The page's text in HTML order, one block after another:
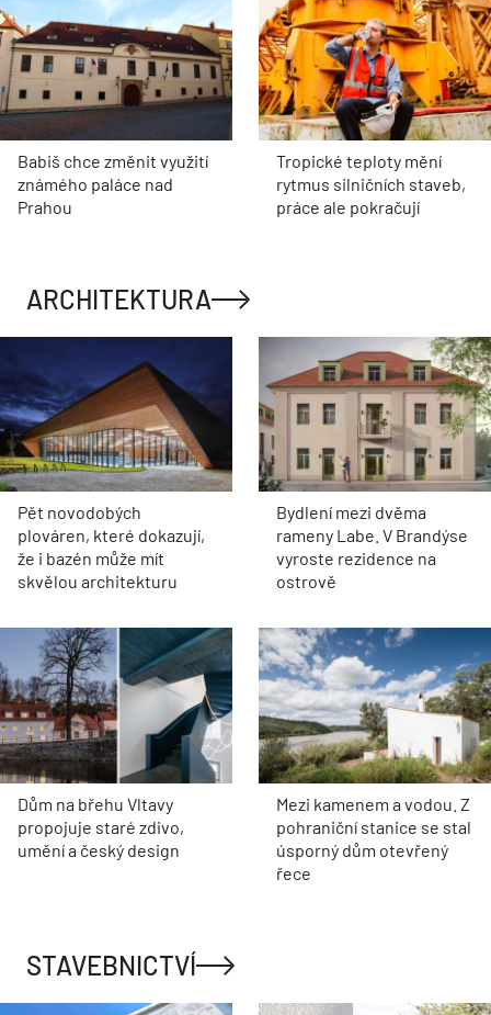
Babiš chce změnit využití
známého paláce nad
Prahou
Tropické teploty mění
rytmus silničních staveb,
práce ale pokračují
ARCHITEKTURA
Pět novodobých
plováren, které dokazují,
že i bazén může mít
skvělou architekturu
Bydlení mezi dvěma
rameny Labe. V Brandýse
vyroste rezidence na
ostrově
Dům na břehu Vltavy
propojuje staré zdivo,
umění a český design
Mezi kamenem a vodou. Z
pohraniční stanice se stal
úsporný dům otevřený
řece
STAVEBNICTVÍ